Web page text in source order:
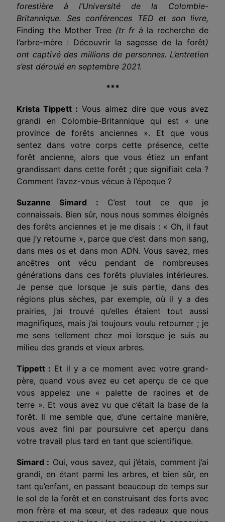
forestière à l’Université de la Colombie-
Britannique. Ses conférences TED et son livre,
Finding the Mother Tree (tr fr à la recherche de
l’arbre-mère : Découvrir la sagesse de la forêt)
ont captivé des millions de personnes. L’entretien
s’est déroulé en septembre 2021.
***
Krista Tippett : Vous aimez dire que vous avez
grandi en Colombie-Britannique qui est « une
province de forêts anciennes ». Et que vous
sentez dans votre corps cette présence, cette
forêt ancienne, alors que vous étiez un enfant
grandissant dans cette forêt ; que signifiait cela ?
Comment l’avez-vous vécue à l’époque ?
Suzanne Simard : C’est tout ce que je
connaissais. Bien sûr, nous nous sommes éloignés
des forêts anciennes et je me disais : « Oh, il faut
que j’y retourne », parce que c’est dans mon sang,
dans mes os et dans mon ADN. Vous savez, mes
ancêtres ont vécu pendant de nombreuses
générations dans ces forêts pluviales intérieures.
Je pense que lorsque je suis partie, dans des
régions plus sèches, par exemple, où il y a des
prairies, j’ai trouvé qu’elles étaient tout aussi
magnifiques, mais j’ai toujours voulu retourner ; je
me sens tellement chez moi lorsque je suis au
milieu des grands et vieux arbres.
Tippett : Et il y a ce moment avec votre grand-
père, quand vous avez eu cet aperçu de ce que
vous appelez une « palette de racines et de
terre ». Et vous avez vu que c’était la basede la
forêt. Il me semble que, d’une certaine manière,
vous avez fini par poursuivre cet aperçu dans
votre travail plus tard en tant que scientifique.
Simard : Oui, vous savez, qui j’étais, comment j’ai
grandi, en étant parmi les arbres, et bien sûr, en
tant qu’enfant, en passant beaucoup de temps sur
le sol de la forêt et en construisant des forts avec
mon frère et ma sœur, et des radeaux que nous